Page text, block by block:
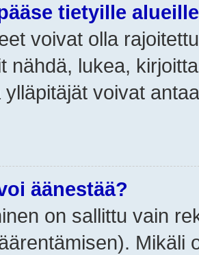
tietyille
voivat olla
nähdä, lukea,
ylläpitäjät voivat
äänestää?
on sallittu vain
Mikäli